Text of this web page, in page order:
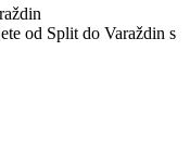
od Split do Varaždin s